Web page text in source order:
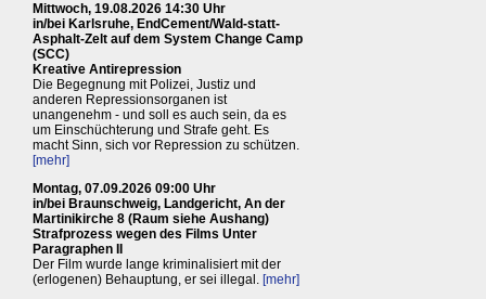
Mittwoch, 19.08.2026 14:30 Uhr
in/bei Karlsruhe, EndCement/Wald-statt-
Asphalt-Zelt auf dem System Change Camp
(SCC)
Kreative Antirepression
Die Begegnung mit Polizei, Justiz und
anderen Repressionsorganen ist
unangenehm - und soll es auch sein, da es
um Einschüchterung und Strafe geht. Es
macht Sinn, sich vor Repression zu schützen.
[mehr]
Montag, 07.09.2026 09:00 Uhr
in/bei Braunschweig, Landgericht, An der
Martinikirche 8 (Raum siehe Aushang)
Strafprozess wegen des Films Unter
Paragraphen II
Der Film wurde lange kriminalisiert mit der
(erlogenen) Behauptung, er sei illegal. [mehr]